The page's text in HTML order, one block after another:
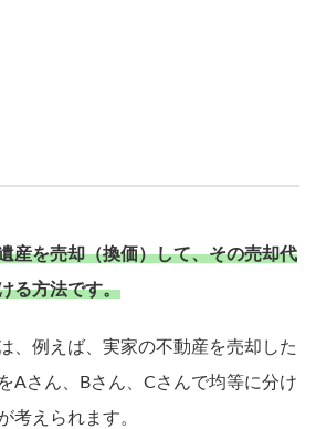
産を売却（換価）して、その売却代
る方法です。
、例えば、実家の不動産を売却した
Aさん、Bさん、Cさんで均等に分け
考えられます。